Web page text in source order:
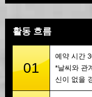
활동 흐름
01
예약 시간
*날씨와 관
신이 없을